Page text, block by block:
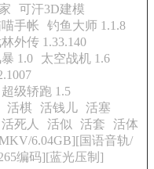
可汗3D建模
喵手帐
钓鱼大师 1.1.8
外传 1.33.140
1.0
太空战机 1.6
超级轿跑 1.5
活棋 活钱儿 活塞
活死人 活似 活套
活体
6.04GB][国语音轨/
编码][蓝光压制]